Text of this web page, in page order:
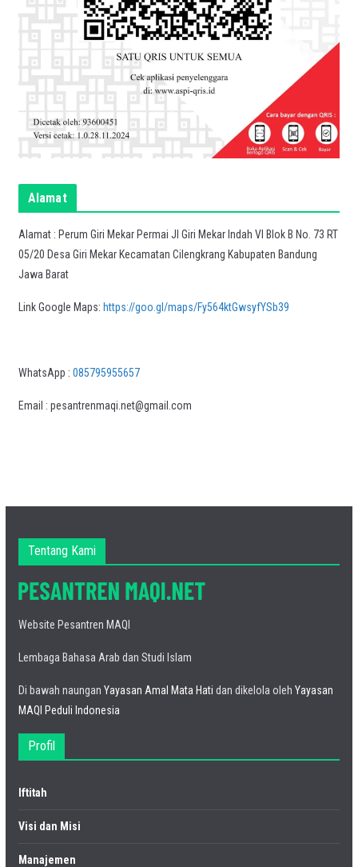
Alamat
Alamat : Perum Giri Mekar Permai Jl Giri Mekar Indah VI Blok B No. 73 RT
05/20 Desa Giri Mekar Kecamatan Cilengkrang Kabupaten Bandung
Jawa Barat
Link Google Maps: https://goo.gl/maps/Fy564ktGwsyfYSb39
WhatsApp : 085795955657
Email : pesantrenmaqi.net@gmail.com
Tentang Kami
Website Pesantren MAQI
Lembaga Bahasa Arab dan Studi Islam
Di bawah naungan Yayasan Amal Mata Hati dan dikelola oleh Yayasan
MAQI Peduli Indonesia
Profil
Iftitah
Visi dan Misi
Manajemen